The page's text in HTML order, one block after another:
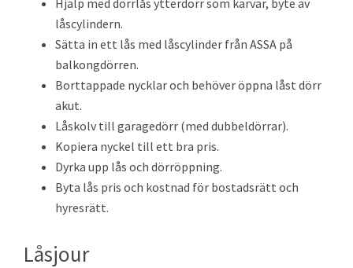
Hjälp med dörrlås ytterdörr som kärvar, byte av
låscylindern.
Sätta in ett lås med låscylinder från ASSA på
balkongdörren.
Borttappade nycklar och behöver öppna låst dörr
akut.
Låskolv till garagedörr (med dubbeldörrar).
Kopiera nyckel till ett bra pris.
Dyrka upp lås och dörröppning.
Byta lås pris och kostnad för bostadsrätt och
hyresrätt.
Låsjour